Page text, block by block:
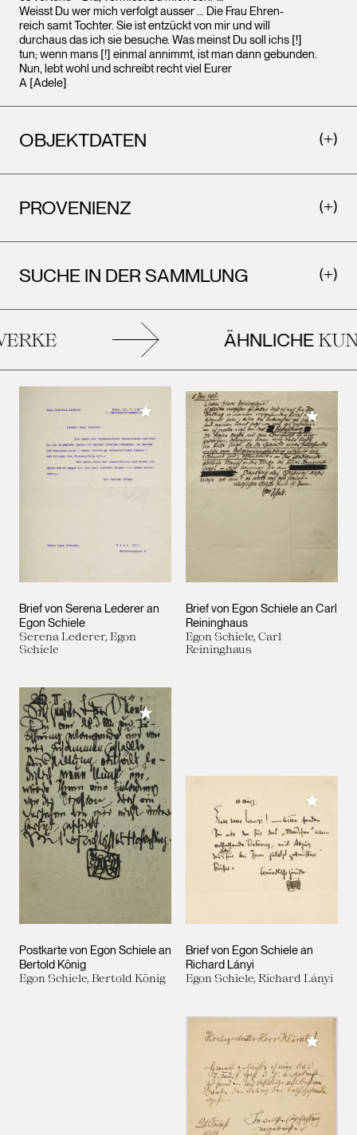
Weisst Du wer mich verfolgt ausser … Die Frau Ehren-
reich samt Tochter. Sie ist entzückt von mir und will
durchaus das ich sie besuche. Was meinst Du soll ichs [!]
tun; wenn mans [!] einmal annimmt, ist man dann gebunden.
Nun, lebt wohl und schreibt recht viel Eurer
A [Adele]
OBJEKTDATEN
PROVENIENZ
SUCHE IN DER SAMMLUNG
ÄHNLICHE
Brief von Serena Lederer an
Egon Schiele
Serena Lederer, Egon
Schiele
Meiner Sammlung hinzufügen
Brief von Egon Schiele an Carl
Reininghaus
Egon Schiele, Carl
Reininghaus
Meiner
Postkarte von Egon Schiele an
Bertold König
Egon Schiele, Bertold König
Meiner Sammlung hinzufügen
Brief von Egon Schiele an
Richard Lányi
Egon Schiele, Richard Lányi
Meiner
Meiner